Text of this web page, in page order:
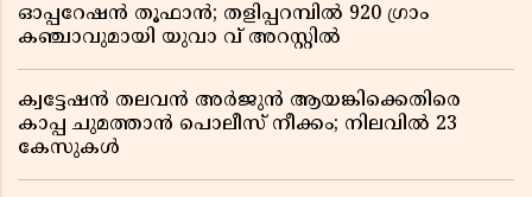
ഓപ്പറേഷൻ തൂഫാൻ; തളിപ്പറമ്പിൽ 920 ഗ്രാം
കഞ്ചാവുമായി യുവാ വ് അറസ്റ്റിൽ
ക്വട്ടേഷൻ തലവൻ അർജുൻ ആയങ്കിക്കെതിരെ
കാപ്പ ചുമത്താൻ പൊലീസ് നീക്കം; നിലവിൽ 23
കേസുകൾ